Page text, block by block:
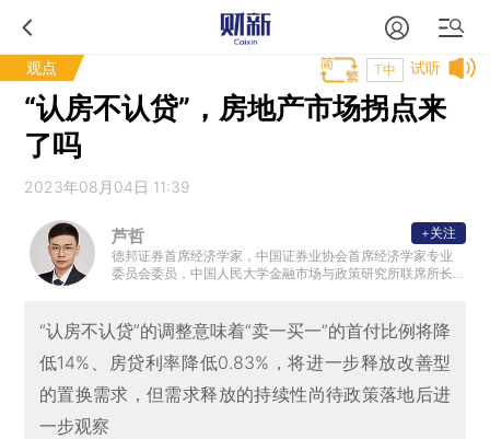
观点 试听
T中
“认房不认贷”，房地产市场拐点来
了吗
2023年08月04日 11:39
芦哲
德邦证券首席经济学家，中国证券业协会首席经济学家专业
委员会委员，中国人民大学金融市场与政策研究所联席所长
+关注
“认房不认贷”的调整意味着“卖一买一”的首付比例将降
低14%、房贷利率降低0.83%，将进一步释放改善型
的置换需求，但需求释放的持续性尚待政策落地后进
一步观察